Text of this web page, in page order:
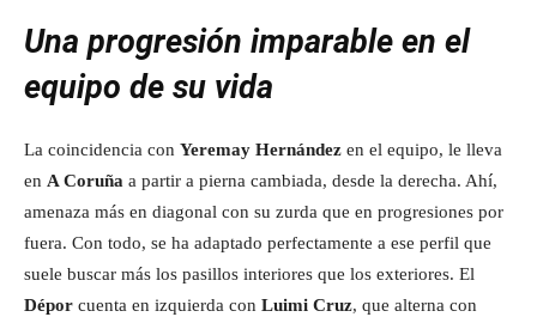
Una progresión imparable en el
equipo de su vida
La coincidencia con Yeremay Hernández en el equipo, le lleva
en A Coruña a partir a pierna cambiada, desde la derecha. Ahí,
amenaza más en diagonal con su zurda que en progresiones por
fuera. Con todo, se ha adaptado perfectamente a ese perfil que
suele buscar más los pasillos interiores que los exteriores. El
Dépor cuenta en izquierda con Luimi Cruz, que alterna con